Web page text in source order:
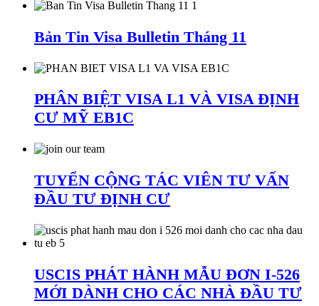
Bản Tin Visa Bulletin Tháng 11
PHÂN BIỆT VISA L1 VÀ VISA ĐỊNH
CƯ MỸ EB1C
TUYỂN CỘNG TÁC VIÊN TƯ VẤN
ĐẦU TƯ ĐỊNH CƯ
USCIS PHÁT HÀNH MẪU ĐƠN I-526
MỚI DÀNH CHO CÁC NHÀ ĐẦU TƯ